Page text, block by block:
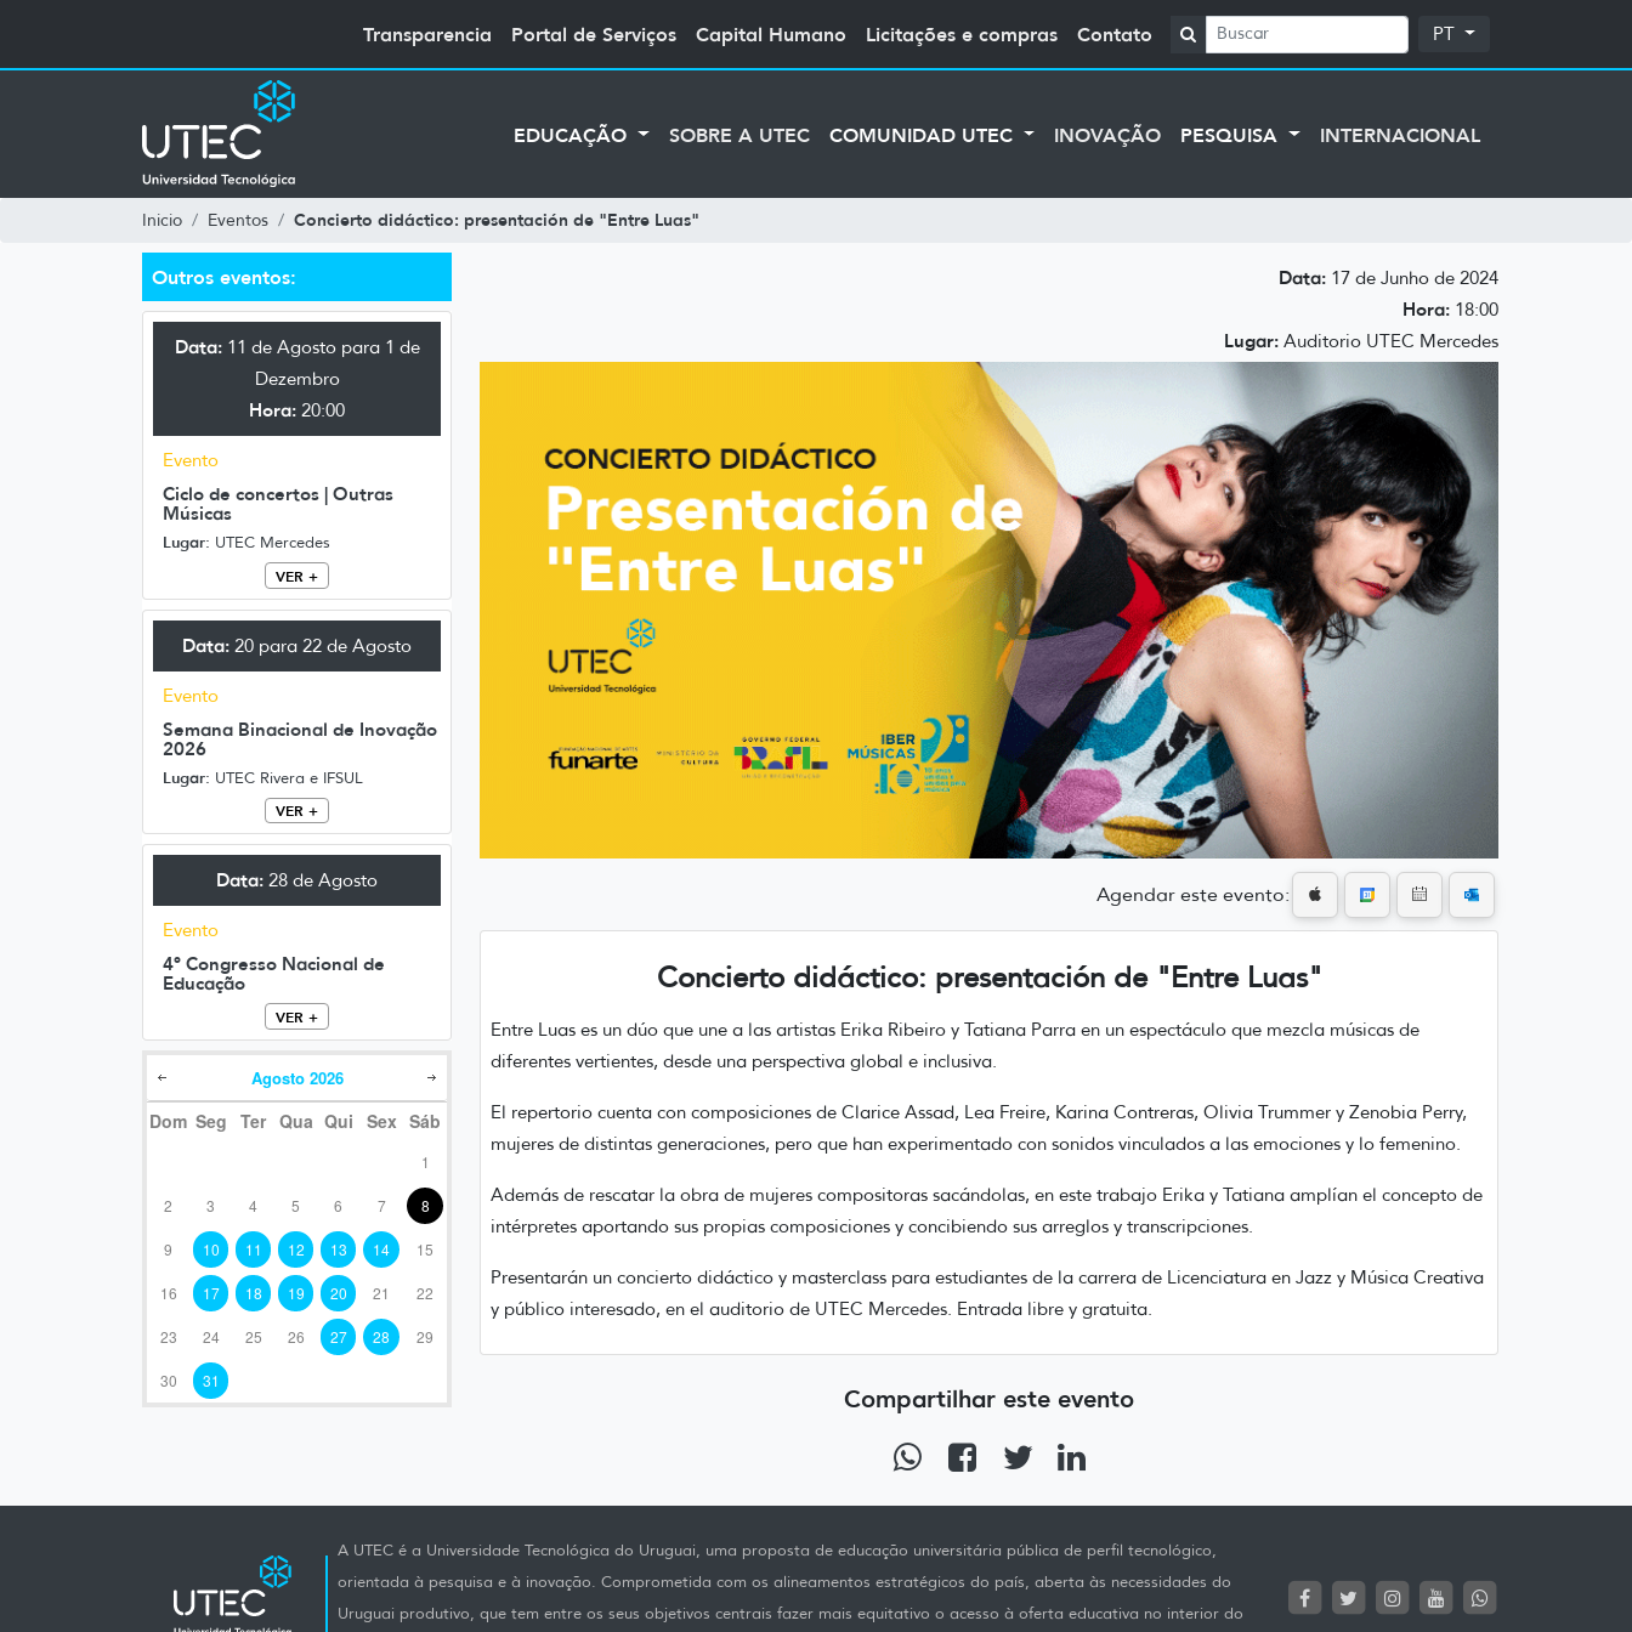
Transparencia Portal de Serviços Capital Humano Licitações e compras Contato PT
EDUCAÇÃO SOBRE A UTEC COMUNIDAD UTEC INOVAÇÃO PESQUISA INTERNACIONAL
Inicio Eventos Concierto didáctico: presentación de "Entre Luas"
Outros eventos:
Data:11 de Agosto para 1 de
Dezembro
Hora: 20:00
Evento
Ciclo de concertos | Outras
Músicas
Lugar: UTEC Mercedes
VER +
Data: 20 para 22 de Agosto
Evento
Semana Binacional de Inovação
2026
Lugar: UTEC Rivera e IFSUL
VER +
Data: 28 de Agosto
Evento
4º Congresso Nacional de
Educação
VER +
Agosto 2026
Dom Seg Ter Qua Qui Sex Sáb
1
2 3 4 5 6 7 8
9 10 11 12 13 14 15
16 17 18 19 20 21 22
23 24 25 26 27 28 29
30 31
Data: 17 de Junho de 2024
Hora: 18:00
Lugar: Auditorio UTEC Mercedes
Agendar este evento:
Concierto didáctico: presentación de "Entre Luas"
Entre Luas es un dúo que une a las artistas Erika Ribeiro y Tatiana Parra en un espectáculo que mezcla músicas de
diferentes vertientes, desde una perspectiva global e inclusiva.
El repertorio cuenta con composiciones de Clarice Assad, Lea Freire, Karina Contreras, Olivia Trummer y Zenobia Perry,
mujeres de distintas generaciones, pero que han experimentado con sonidos vinculados a las emociones y lo femenino.
Además de rescatar la obra de mujeres compositoras sacándolas, en este trabajo Erika y Tatiana amplían el concepto de
intérpretes aportando sus propias composiciones y concibiendo sus arreglos y transcripciones.
Presentarán un concierto didáctico y masterclass para estudiantes de la carrera de Licenciatura en Jazz y Música Creativa
y público interesado, en el auditorio de UTEC Mercedes. Entrada libre y gratuita.
Compartilhar este evento
A UTEC é a Universidade Tecnológica do Uruguai, uma proposta de educação universitária pública de perfil tecnológico,
orientada à pesquisa e à inovação. Comprometida com os alineamentos estratégicos do país, aberta às necessidades do
Uruguai produtivo, que tem entre os seus objetivos centrais fazer mais equitativo o acesso à oferta educativa no interior do